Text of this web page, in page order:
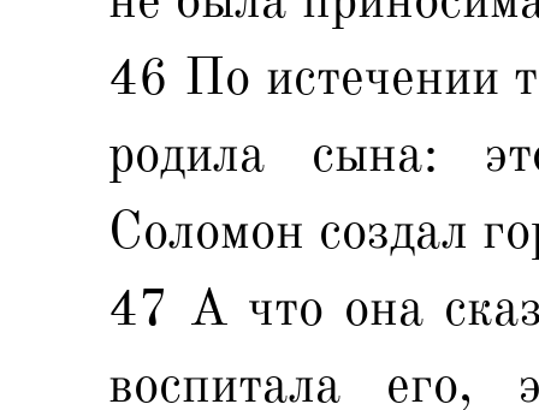
46 По истечении
родила сына:
Соломон создал
47 А что она
воспитала его,